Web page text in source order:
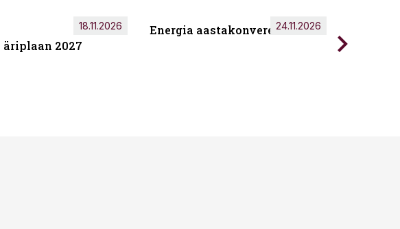
äriplaan 2027
18.11.2026 Energia aastakonverents 2026
24.11.2026